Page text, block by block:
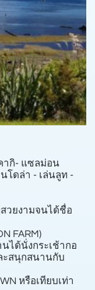
ากิ- แซลม่อน
โดล่า - เล่นลูท -
วยงามจนได้ชื่อ
FARM)
ได้นั่งกระเช้ากอ
ะสนุกสนานกับ
หรือเทียบเท่า